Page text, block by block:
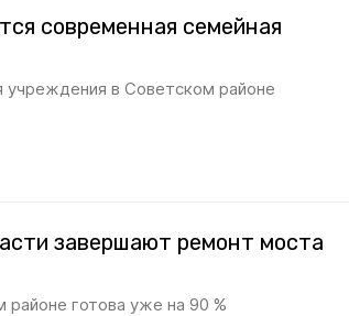
современная семейная
учреждения в Советском районе
завершают ремонт моста
готова уже на 90 %